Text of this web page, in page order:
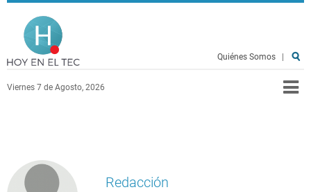
Pasar al contenido principal
Viernes 7 de Agosto, 2026
Quiénes Somos
Redacción